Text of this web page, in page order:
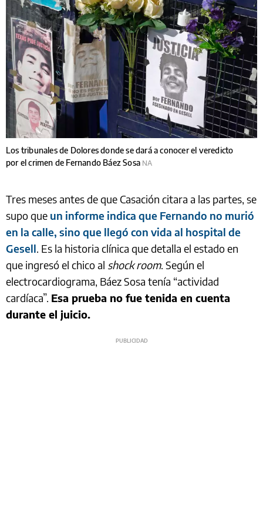
Los tribunales de Dolores donde se dará a conocer el veredicto
por el crimen de Fernando Báez Sosa NA
Tres meses antes de que Casación citara a las partes, se
supo que un informe indica que Fernando no murió
en la calle, sino que llegó con vida al hospital de
Gesell. Es la historia clínica que detalla el estado en
que ingresó el chico al shock room. Según el
electrocardiograma, Báez Sosa tenía “actividad
cardíaca”. Esa prueba no fue tenida en cuenta
durante el juicio.